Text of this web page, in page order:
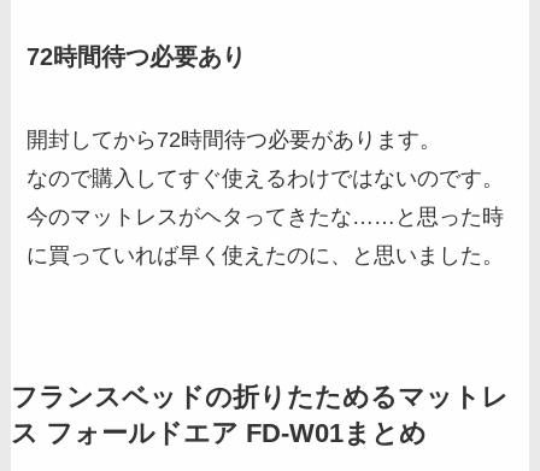
72時間待つ必要あり
開封してから72時間待つ必要があります。
なので購入してすぐ使えるわけではないのです。
今のマットレスがヘタってきたな……と思った時
に買っていれば早く使えたのに、と思いました。
フランスベッドの折りたためるマットレ
ス フォールドエア FD-W01まとめ